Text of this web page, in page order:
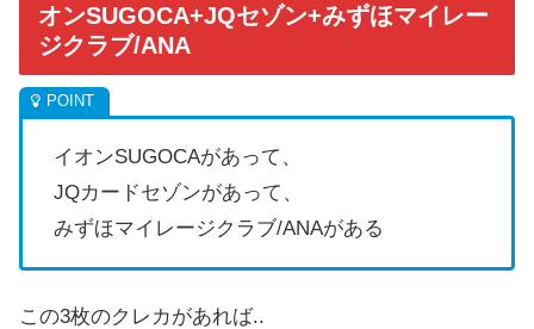
オンSUGOCA+JQセゾン+みずほマイレー
ジクラブ/ANA
イオンSUGOCAがあって、
JQカードセゾンがあって、
みずほマイレージクラブ/ANAがある
この3枚のクレカがあれば..